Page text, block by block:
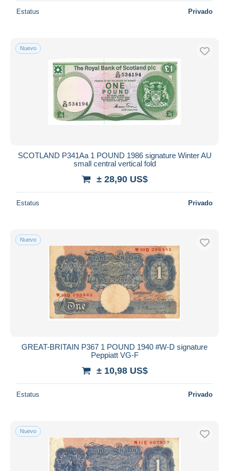
Estatus Privado
Nuevo
SCOTLAND P341Aa 1 POUND 1986 signature Winter AU
small central vertical fold
± 28,90 US$
Estatus Privado
Nuevo
GREAT-BRITAIN P367 1 POUND 1940 #W-D signature
Peppiatt VG-F
± 10,98 US$
Estatus Privado
Nuevo